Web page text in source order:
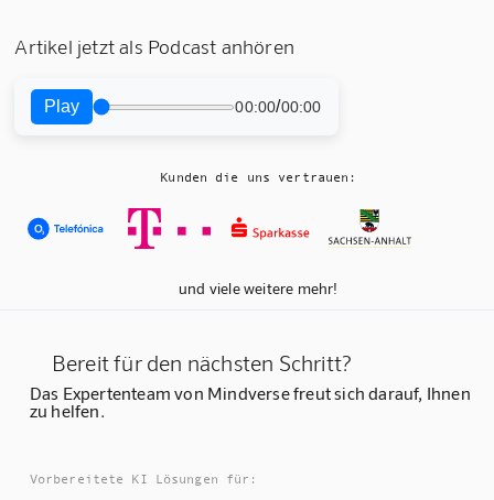
Artikel jetzt als Podcast anhören
Play 00:00/00:00
Kunden die uns vertrauen:
und viele weitere mehr!
Bereit für den nächsten Schritt?
Das Expertenteam von Mindverse freut sich darauf, Ihnen
zu helfen.
Vorbereitete KI Lösungen für: